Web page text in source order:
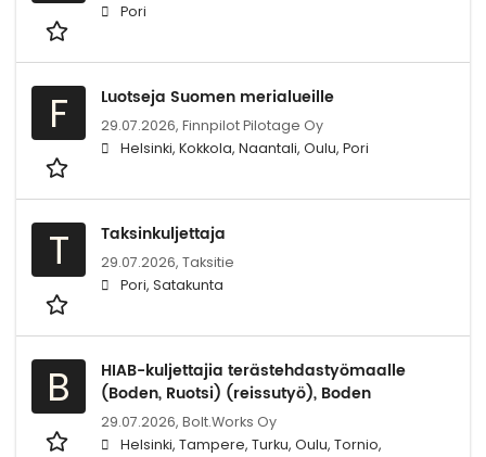
Pori
F Luotseja Suomen merialueille
29.07.2026, Finnpilot Pilotage Oy
Helsinki, Kokkola, Naantali, Oulu, Pori
T Taksinkuljettaja
29.07.2026, Taksitie
Pori, Satakunta
B
HIAB-kuljettajia terästehdastyömaalle
(Boden, Ruotsi) (reissutyö), Boden
29.07.2026, Bolt.Works Oy
Helsinki, Tampere, Turku, Oulu, Tornio,